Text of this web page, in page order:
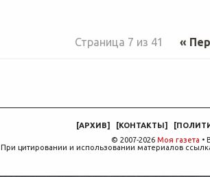
Страница 7 из 41 «
[АРХИВ] [КОНТАКТЫ] [
© 2007-2026 Моя газета •
При цитировании и использовании материалов